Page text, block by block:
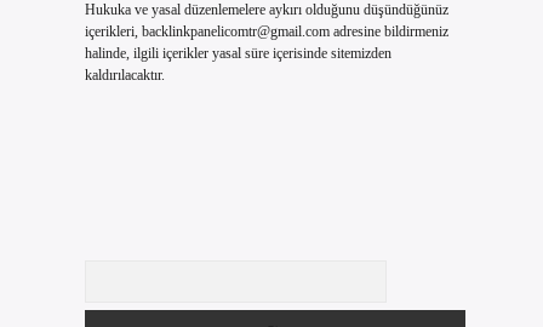
Hukuka ve yasal düzenlemelere aykırı olduğunu düşündüğünüz
içerikleri, backlinkpanelicomtr@gmail.comadresine bildirmeniz
halinde, ilgili içerikler yasal süre içerisinde sitemizden
kaldırılacaktır.